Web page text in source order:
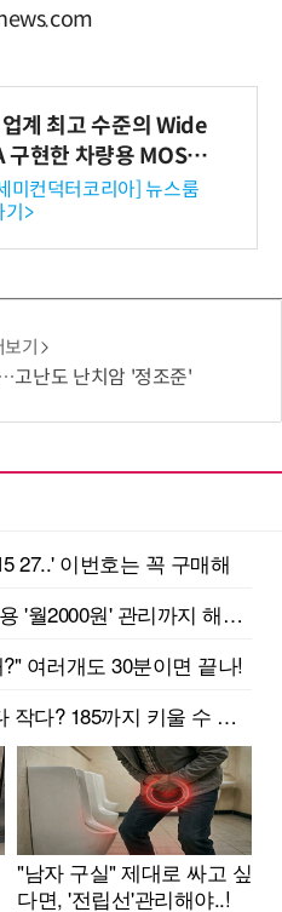
계 최고 수준의 Wide
구현한 차량용 MOSF
미컨덕터코리아] 뉴스룸
기>
기
고난도 난치암 '정조준'